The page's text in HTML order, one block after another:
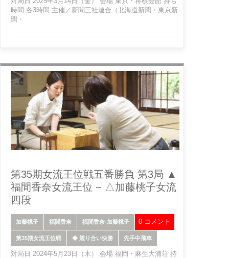
時間 各3時間 主催／新聞三社連合（北海道新聞・東京新
聞・
第35期女流王位戦五番勝負 第3局 ▲
福間香奈女流王位 − △加藤桃子女流
四段
加藤桃子 福間香奈 福間香奈-加藤桃子
第35期女流王位戦 ◆ 競り合い快勝 先手中飛車
0 コメント
対局日 2024年5月23日（木） 会場 福岡・麻生大浦荘 持